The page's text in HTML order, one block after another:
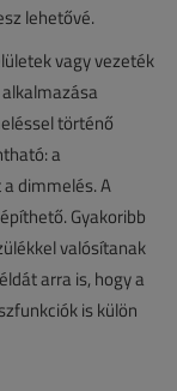
lehetővé.
vagy vezeték
történő
a
dimmelés. A
Gyakoribb
valósítanak
arra is, hogy a
is külön